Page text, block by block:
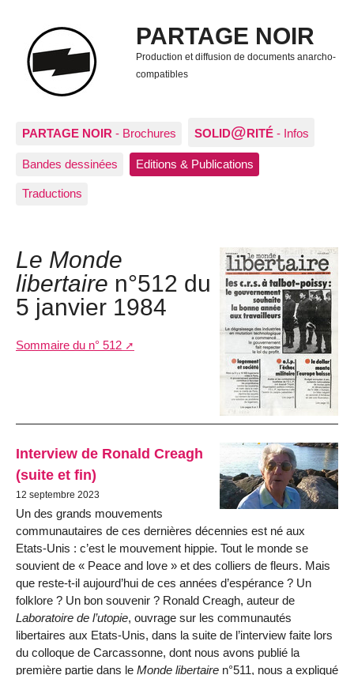
PARTAGE NOIR
Production et diffusion de documents anarcho-
compatibles
PARTAGE NOIR - Brochures SOLID@RITÉ - Infos
Bandes dessinées Editions & Publications
Traductions
Le Monde
libertaire n°512 du
5 janvier 1984
Sommaire du n° 512
Interview de Ronald Creagh
(suite et fin)
12 septembre 2023
Un des grands mouvements
communautaires de ces dernières décennies est né aux
Etats-Unis : c’est le mouvement hippie. Tout le monde se
souvient de « Peace and love » et des colliers de fleurs. Mais
que reste-t-il aujourd’hui de ces années d’espérance ? Un
folklore ? Un bon souvenir ? Ronald Creagh, auteur de
Laboratoire de l’utopie, ouvrage sur les communautés
libertaires aux Etats-Unis, dans la suite de l’interview faite lors
du colloque de Carcassonne, dont nous avons publié la
première partie dans le Monde libertaire n°511, nous a expliqué